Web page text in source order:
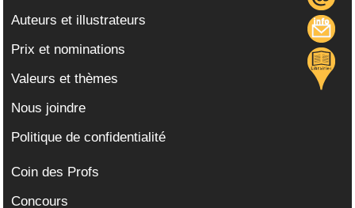
Auteurs et illustrateurs
Prix et nominations
Valeurs et thèmes
Nous joindre
Politique de confidentialité
Coin des Profs
Concours